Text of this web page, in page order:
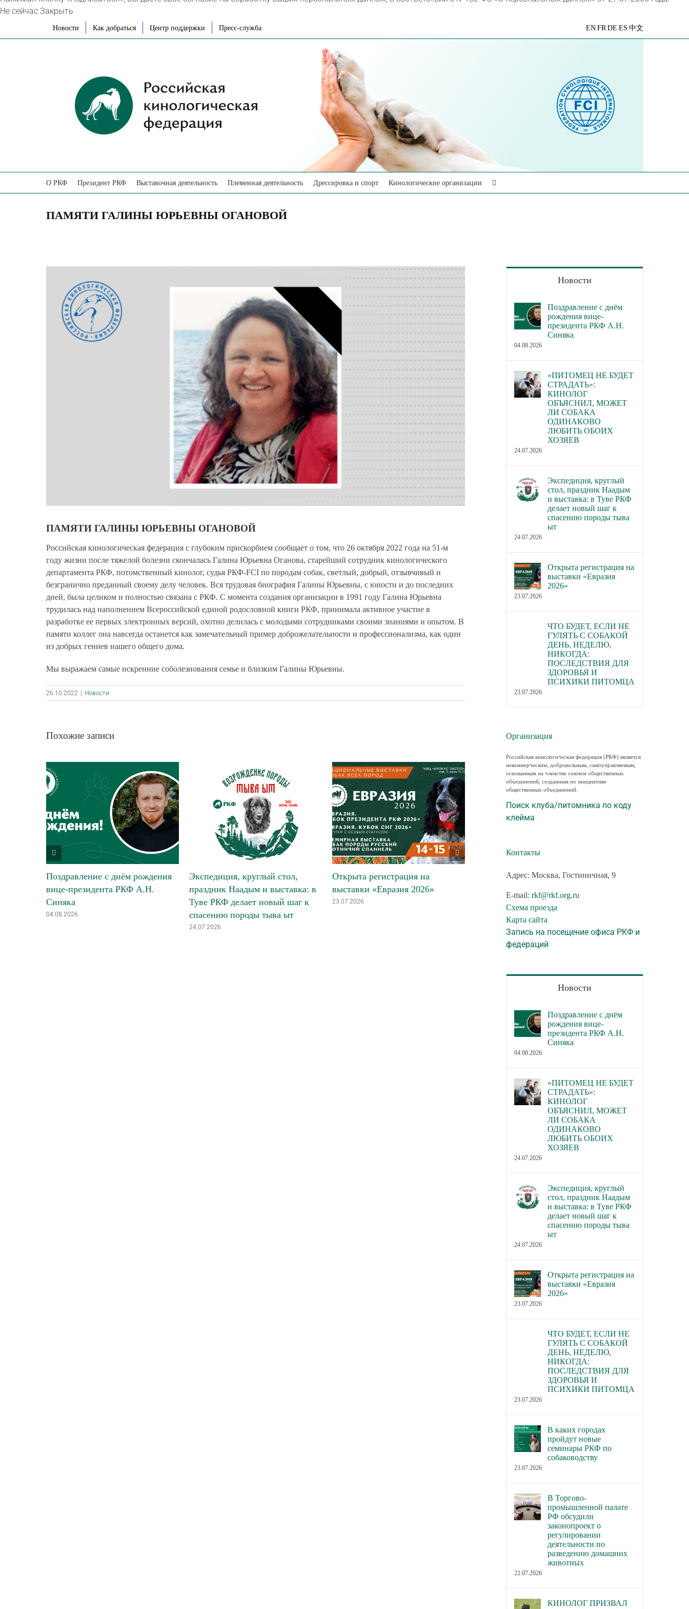
Не сейчас Закрыть
Новости Как добраться Центр поддержки Пресс-служба
Яндекс
EN FR DE ES 中文
О РКФ Президент РКФ Выставочная деятельность Племенная деятельность Дрессировка и спорт Кинологические организации
ПАМЯТИ ГАЛИНЫ ЮРЬЕВНЫ ОГАНОВОЙ
Image
ПАМЯТИ ГАЛИНЫ ЮРЬЕВНЫ ОГАНОВОЙ
Российская кинологическая федерация с глубоким прискорбием сообщает о том, что 26 октября 2022 года на 51-м
году жизни после тяжелой болезни скончалась Галина Юрьевна Оганова, старейший сотрудник кинологического
департамента РКФ, потомственный кинолог, судья РКФ-FCI по породам собак, светлый, добрый, отзывчивый и
безгранично преданный своему делу человек. Вся трудовая биография Галины Юрьевны, с юности и до последних
дней, была целиком и полностью связана с РКФ. С момента создания организации в 1991 году Галина Юрьевна
трудилась над наполнением Всероссийской единой родословной книги РКФ, принимала активное участие в
разработке ее первых электронных версий, охотно делилась с молодыми сотрудниками своими знаниями и опытом. В
памяти коллег она навсегда останется как замечательный пример доброжелательности и профессионализма, как один
из добрых гениев нашего общего дома.
Мы выражаем самые искренние соболезнования семье и близким Галины Юрьевны.
26.10.2022 Новости
Похожие записи
Поздравление с днём рождения
вице-президента РКФ А.Н.
Синяка
04.08.2026
Экспедиция, круглый стол,
праздник Наадым и выставка: в
Туве РКФ делает новый шаг к
спасению породы тыва ыт
24.07.2026
Открыта регистрация на
выставки «Евразия 2026»
23.07.2026
В каких городах пройдут новые
домашних
Новости
Поздравление с днём
рождения вице-
президента РКФ А.Н.
Синяка
04.08.2026
«ПИТОМЕЦ НЕ БУДЕТ
СТРАДАТЬ»:
КИНОЛОГ
ОБЪЯСНИЛ, МОЖЕТ
ЛИ СОБАКА
ОДИНАКОВО
ЛЮБИТЬ ОБОИХ
ХОЗЯЕВ
24.07.2026
Экспедиция, круглый
стол, праздник Наадым
и выставка: в Туве РКФ
делает новый шаг к
спасению породы тыва
ыт
24.07.2026
Открыта регистрация на
выставки «Евразия
2026»
23.07.2026
ЧТО БУДЕТ, ЕСЛИ НЕ
ГУЛЯТЬ С СОБАКОЙ
ДЕНЬ, НЕДЕЛЮ,
НИКОГДА:
ПОСЛЕДСТВИЯ ДЛЯ
ЗДОРОВЬЯ И
ПСИХИКИ ПИТОМЦА
23.07.2026
Организация
Российская кинологическая федерация (РКФ) является
некоммерческим, добровольным, самоуправляемым,
основанным на членстве союзом общественных
объединений, созданным по инициативе
общественных объединений.
Поиск клуба/питомника по коду
клейма
Контакты
Адрес: Москва, Гостиничная, 9
E-mail: rkf@rkf.org.ru
Схема проезда
Карта сайта
Запись на посещение офиса РКФ и
федераций
Новости
Поздравление с днём
рождения вице-
президента РКФ А.Н.
Синяка
04.08.2026
«ПИТОМЕЦ НЕ БУДЕТ
СТРАДАТЬ»:
КИНОЛОГ
ОБЪЯСНИЛ, МОЖЕТ
ЛИ СОБАКА
ОДИНАКОВО
ЛЮБИТЬ ОБОИХ
ХОЗЯЕВ
24.07.2026
Экспедиция, круглый
стол, праздник Наадым
и выставка: в Туве РКФ
делает новый шаг к
спасению породы тыва
ыт
24.07.2026
Открыта регистрация на
выставки «Евразия
2026»
23.07.2026
ЧТО БУДЕТ, ЕСЛИ НЕ
ГУЛЯТЬ С СОБАКОЙ
ДЕНЬ, НЕДЕЛЮ,
НИКОГДА:
ПОСЛЕДСТВИЯ ДЛЯ
ЗДОРОВЬЯ И
ПСИХИКИ ПИТОМЦА
23.07.2026
В каких городах
пройдут новые
семинары РКФ по
собаководству
23.07.2026
В Торгово-
промышленной палате
РФ обсудили
законопроект о
регулировании
деятельности по
разведению домашних
животных
22.07.2026
КИНОЛОГ ПРИЗВАЛ